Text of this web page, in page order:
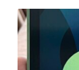
ทันที โดยเน้นบริกา
ว่าอุปกรณ์แต่ละชิ้น
ต้องการเปลี่ยนรุ่น
เครื่อง ฟรี ปราบปรา
จ่ายเงินทันทีเมื่อต
สายใหม่-เก่า,
วัชรพล รามอินทรา
รับซื้อมือถือ
พร้อมจ่ายเงินทันที
ซื้อมือถือ iPhone,
จ่ายเงินทันที… รับซื้